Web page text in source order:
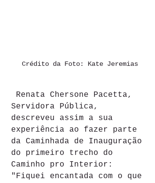
Crédito da Foto: Kate Jeremias
Servidora Pública,
descreveu assim a sua
experiência ao fazer parte
da Caminhada de Inauguração
do primeiro trecho do
Caminho pro Interior:
"Fiquei encantada com o que